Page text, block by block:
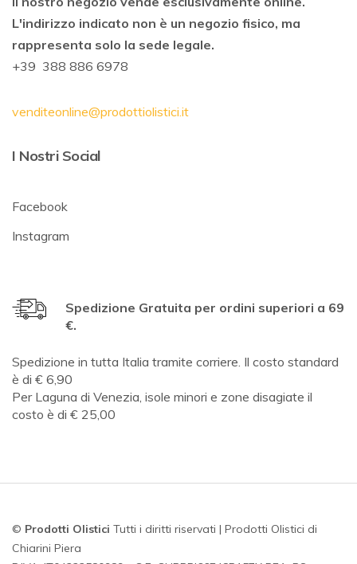
L'indirizzo indicato non è un negozio fisico, ma
rappresenta solo la sede legale.
+39 388 886 6978
venditeonline@prodottiolistici.it
I Nostri Social
Facebook
Instagram
Spedizione Gratuita per ordini superiori a 69
€.
Spedizione in tutta Italia tramite corriere. Il costo standard
è di € 6,90
Per Laguna di Venezia, isole minori e zone disagiate il
costo è di € 25,00
© Prodotti Olistici Tutti i diritti riservati | Prodotti Olistici di
Chiarini Piera